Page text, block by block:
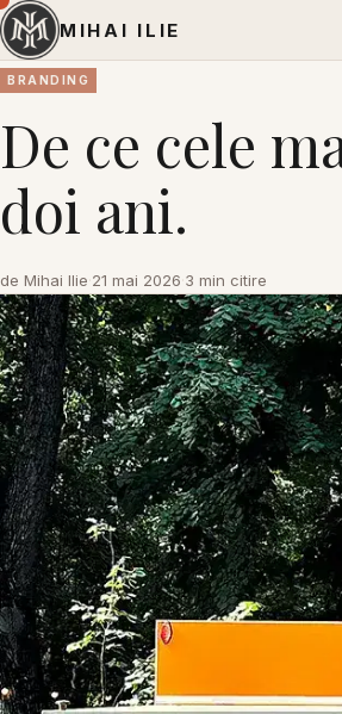
MIHAI ILIE
BRANDING
De ce cele
doi ani.
de Mihai Ilie·21 mai 2026·3 min citire